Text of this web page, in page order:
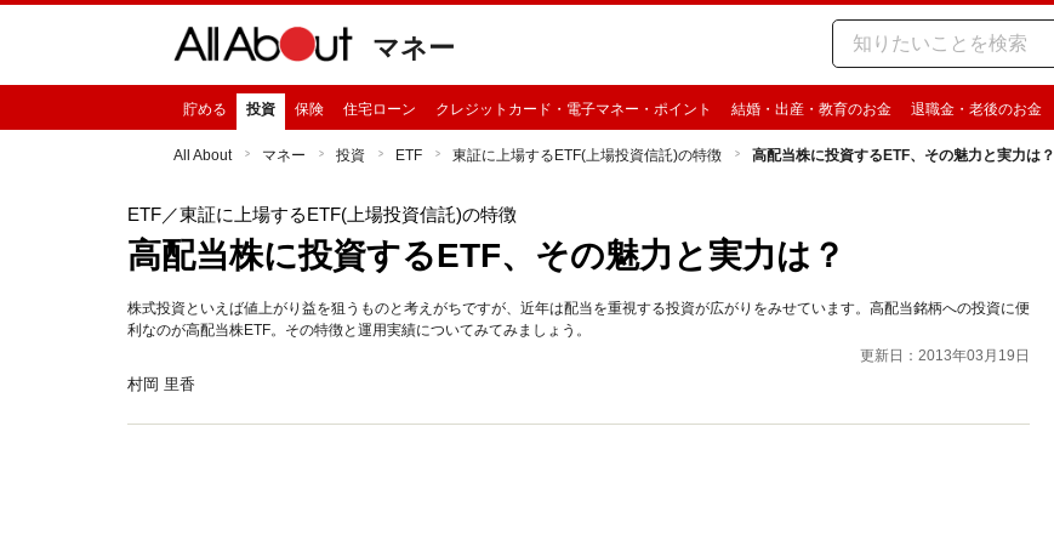
マネー
貯める 投資 保険 住宅ローン クレジットカード・電子マネー・ポイント 結婚・出産・教育のお金 退職金・老後のお金
All About マネー 投資 ETF 東証に上場するETF(上場投資信託)の特徴 高配当株に投資するETF、その魅力と実力は？
ETF／東証に上場するETF(上場投資信託)の特徴
高配当株に投資するETF、その魅力と実力は？
株式投資といえば値上がり益を狙うものと考えがちですが、近年は配当を重視する投資が広がりをみせています。高配当銘柄への投資に便
利なのが高配当株ETF。その特徴と運用実績についてみてみましょう。
更新日：2013年03月19日
村岡 里香